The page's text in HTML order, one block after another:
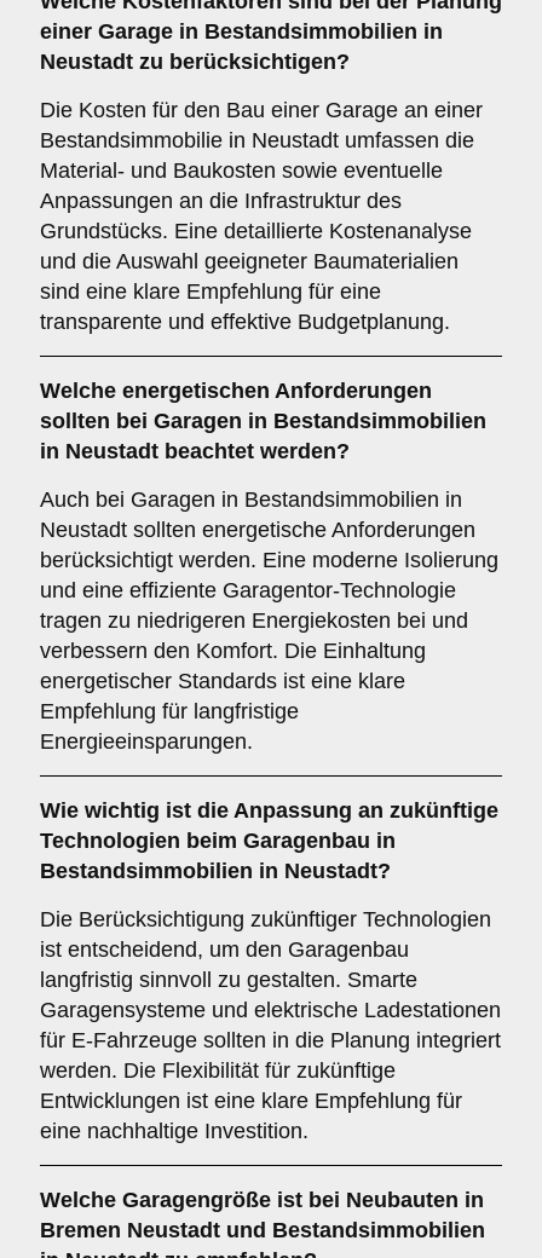
einer Garage in Bestandsimmobilien in
Neustadt zu berücksichtigen?
Die Kosten für den Bau einer Garage an einer
Bestandsimmobilie in Neustadt umfassen die
Material- und Baukosten sowie eventuelle
Anpassungen an die Infrastruktur des
Grundstücks. Eine detaillierte Kostenanalyse
und die Auswahl geeigneter Baumaterialien
sind eine klare Empfehlung für eine
transparente und effektive Budgetplanung.
Welche energetischen Anforderungen
sollten bei Garagen in Bestandsimmobilien
in Neustadt beachtet werden?
Auch bei Garagen in Bestandsimmobilien in
Neustadt sollten energetische Anforderungen
berücksichtigt werden. Eine moderne Isolierung
und eine effiziente Garagentor-Technologie
tragen zu niedrigeren Energiekosten bei und
verbessern den Komfort. Die Einhaltung
energetischer Standards ist eine klare
Empfehlung für langfristige
Energieeinsparungen.
Wie wichtig ist die Anpassung an zukünftige
Technologien beim Garagenbau in
Bestandsimmobilien in Neustadt?
Die Berücksichtigung zukünftiger Technologien
ist entscheidend, um den Garagenbau
langfristig sinnvoll zu gestalten. Smarte
Garagensysteme und elektrische Ladestationen
für E-Fahrzeuge sollten in die Planung integriert
werden. Die Flexibilität für zukünftige
Entwicklungen ist eine klare Empfehlung für
eine nachhaltige Investition.
Welche Garagengröße ist bei Neubauten in
Bremen Neustadt und Bestandsimmobilien